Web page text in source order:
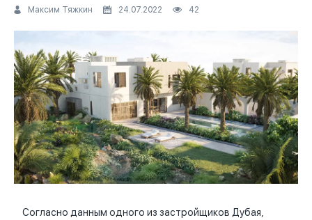
Максим Тяжкин 24.07.2022 42
Согласно данным одного из застройщиков Дубая,